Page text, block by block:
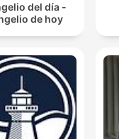
del día -
de hoy